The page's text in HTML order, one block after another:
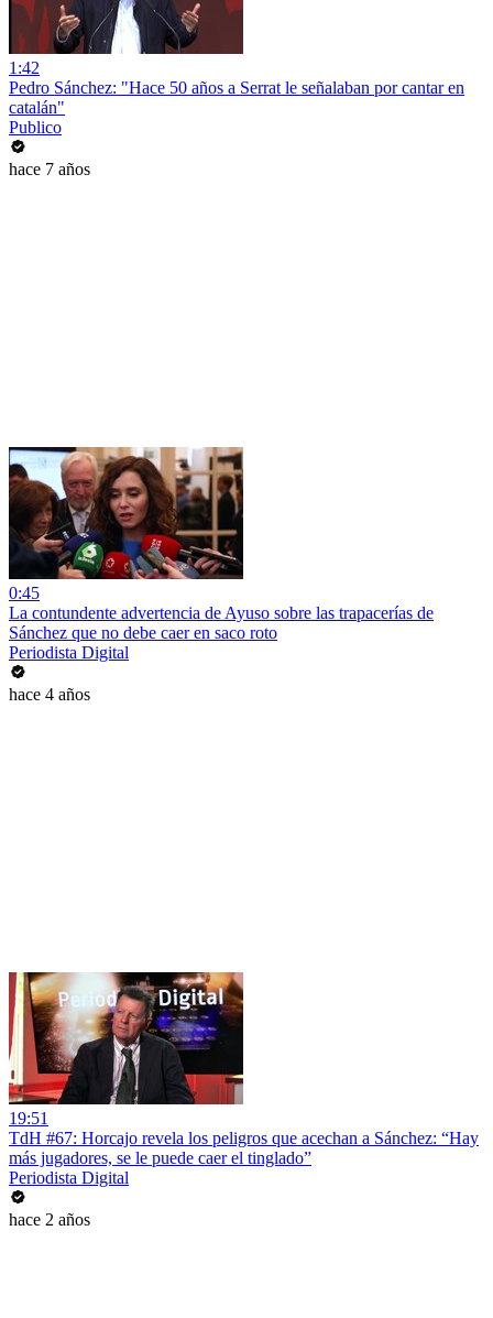
1:42
Pedro Sánchez: "Hace 50 años a Serrat le señalaban por cantar en
catalán"
Publico
hace 7 años
0:45
La contundente advertencia de Ayuso sobre las trapacerías de
Sánchez que no debe caer en saco roto
Periodista Digital
hace 4 años
19:51
TdH #67: Horcajo revela los peligros que acechan a Sánchez: “Hay
más jugadores, se le puede caer el tinglado”
Periodista Digital
hace 2 años